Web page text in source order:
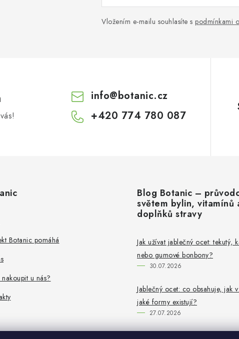
Vložením e-mailu souhlasíte s podmínkami
info@botanic.cz
+420 774 780 087
Botanic pomáhá
u nás?
Blog Botanic –
světem bylin, vitamínů
doplňků stravy
Jak užívat jablečný ocet: tekutý,
nebo gumové bonbony?
30.07.2026
Jablečný ocet: co obsahuje, jak
jaké formy existují?
27.07.2026